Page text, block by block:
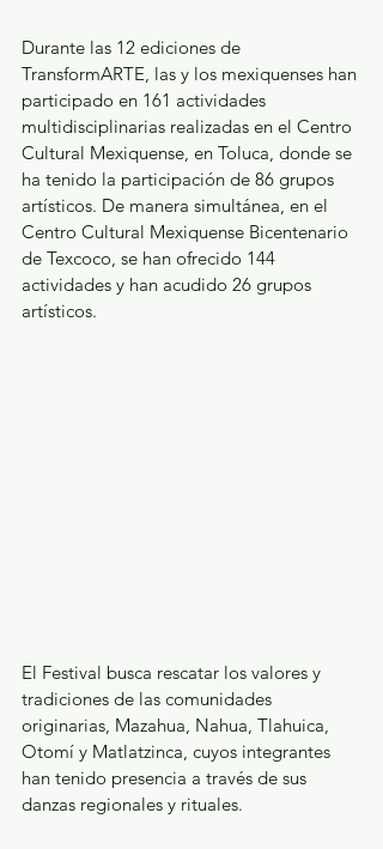
Durante las 12 ediciones de
TransformARTE, las y los mexiquenses han
participado en 161 actividades
multidisciplinarias realizadas en el Centro
Cultural Mexiquense, en Toluca, donde se
ha tenido la participación de 86 grupos
artísticos. De manera simultánea, en el
Centro Cultural Mexiquense Bicentenario
de Texcoco, se han ofrecido 144
actividades y han acudido 26 grupos
artísticos.
El Festival busca rescatar los valores y
tradiciones de las comunidades
originarias, Mazahua, Nahua, Tlahuica,
Otomí y Matlatzinca, cuyos integrantes
han tenido presencia a través de sus
danzas regionales y rituales.